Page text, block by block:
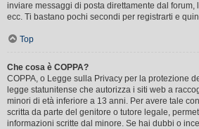
inviare messaggi di posta direttamente dal forum,
ecc. Ti bastano pochi secondi per registrarti e
Top
Che cosa è COPPA?
COPPA, o Legge sulla Privacy per la protezione
legge statunitense che autorizza i siti web a
minori di età inferiore a 13 anni. Per avere tale
scritta da parte del genitore o tutore legale,
informazioni scritte dal minore. Se hai dubbi o